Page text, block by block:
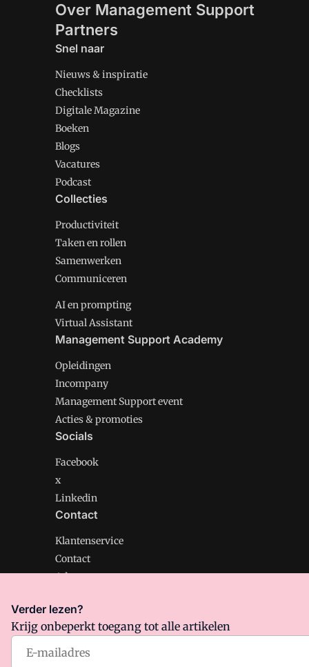
Over Management Support
Partners
Snel naar
Nieuws & inspiratie
Checklists
Digitale Magazine
Boeken
Blogs
Vacatures
Podcast
Collecties
Productiviteit
Taken en rollen
Samenwerken
Communiceren
AI en prompting
Virtual Assistant
Management Support Academy
Opleidingen
Incompany
Management Support event
Acties & promoties
Socials
Facebook
x
Linkedin
Contact
Klantenservice
Contact
Adverteren
Management Support is onderdeel van VMN media.
Algemene Voorwaarden
Verder lezen?
Krijg onbeperkt toegang tot alle artikelen